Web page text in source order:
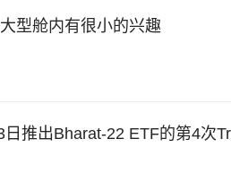
型舱内有很小的兴趣
推出Bharat-22 ETF的第4次